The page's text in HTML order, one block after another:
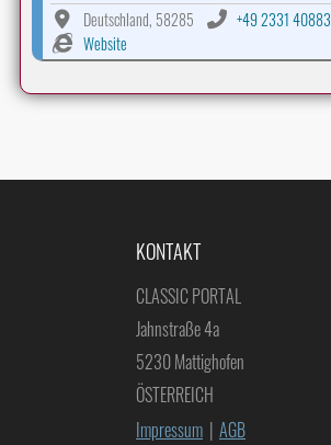
Deutschland, 58285
+49 2331 40883
Website
KONTAKT
CLASSIC PORTAL
Jahnstraße 4a
5230 Mattighofen
ÖSTERREICH
Impressum | AGB